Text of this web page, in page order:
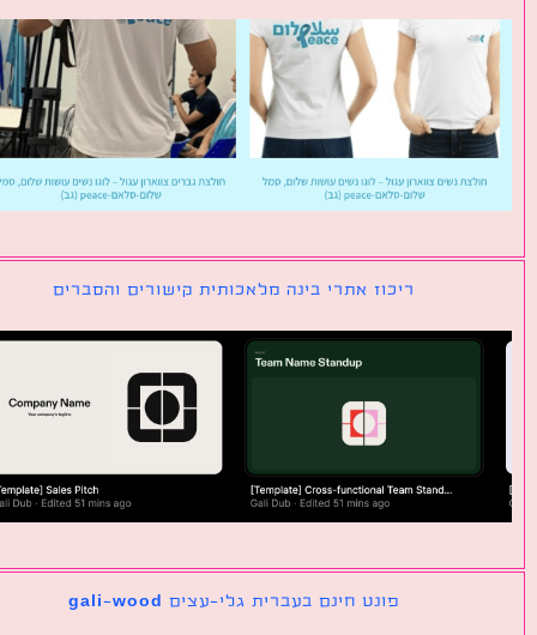
ריכוז אתרי בינה מלאכותית קישורים והסברים
פונט חינם בעברית גלי-עצים gali-wood